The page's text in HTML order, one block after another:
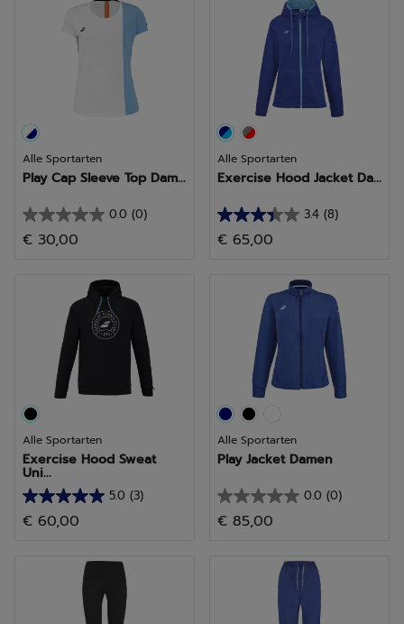
Bewertungen
Bewertungen
Alle Sportarten
Play Cap Sleeve Top Dam...
0.0 (0)
0.0
von
€ 30,00
Alle Sportarten
Exercise Hood Jacket Da...
3.4 (8)
3.4
von
Sternen.
Bewertungen
€ 65,00
Alle Sportarten
Exercise Hood Sweat
Uni...
5.0 (3)
5.0
von
Bewertungen
€ 60,00
Alle Sportarten
Play Jacket Damen
0.0 (0)
0.0
von
€ 85,00